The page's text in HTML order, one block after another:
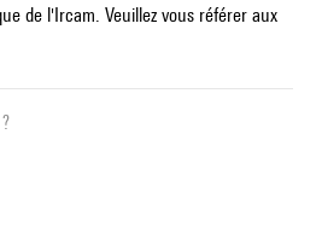
de l'Ircam. Veuillez vous référer aux